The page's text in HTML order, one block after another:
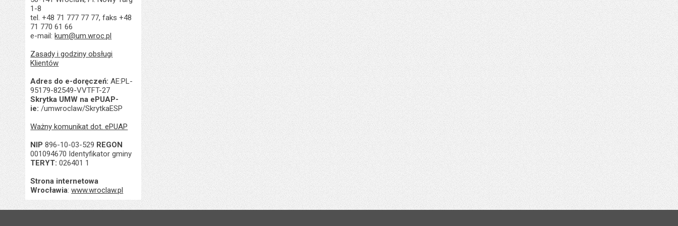
1-8
tel. +48 71 777 77 77, faks +48
71 770 61 66
e-mail:kum@um.wroc.pl
Zasady i godziny obsługi
Klientów
Adres do e-doręczeń: AE:PL-
95179-82549-VVTFT-27
Skrytka UMW na ePUAP-
ie: /umwroclaw/SkrytkaESP
Ważny komunikat dot. ePUAP
NIP 896-10-03-529 REGON
001094670 Identyfikator gminy
TERYT: 026401 1
Strona internetowa
Wrocławia:www.wroclaw.pl